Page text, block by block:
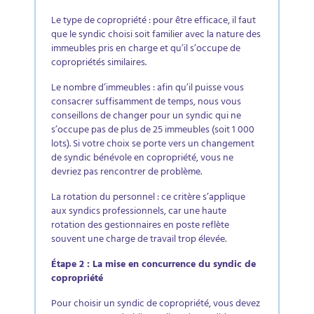
Le type de copropriété : pour être efficace, il faut
que le syndic choisi soit familier avec la nature des
immeubles pris en charge et qu’il s’occupe de
copropriétés similaires.​
Le nombre d’immeubles : afin qu’il puisse vous
consacrer suffisamment de temps, nous vous
conseillons de changer pour un syndic qui ne
s’occupe pas de plus de 25 immeubles (soit 1 000
lots). Si votre choix se porte vers un changement
de syndic bénévole en copropriété, vous ne
devriez pas rencontrer de problème.​
La rotation du personnel : ce critère s’applique
aux syndics professionnels, car une haute
rotation des gestionnaires en poste reflète
souvent une charge de travail trop élevée.​
Étape 2 : La mise en concurrence du syndic de
copropriété​
Pour choisir un syndic de copropriété, vous devez